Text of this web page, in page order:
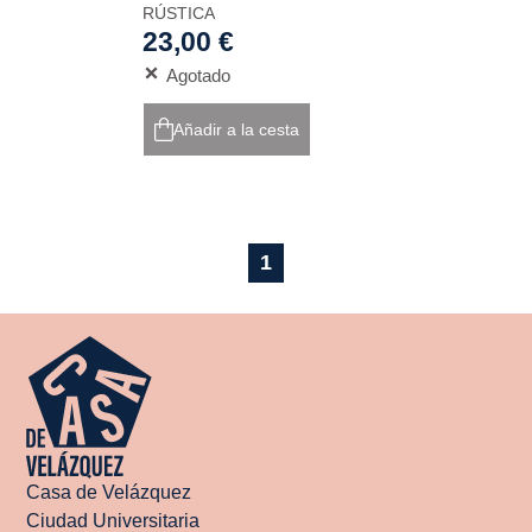
RÚSTICA
23,00 €
Agotado
Añadir a la cesta
1
Casa de Velázquez
Ciudad Universitaria